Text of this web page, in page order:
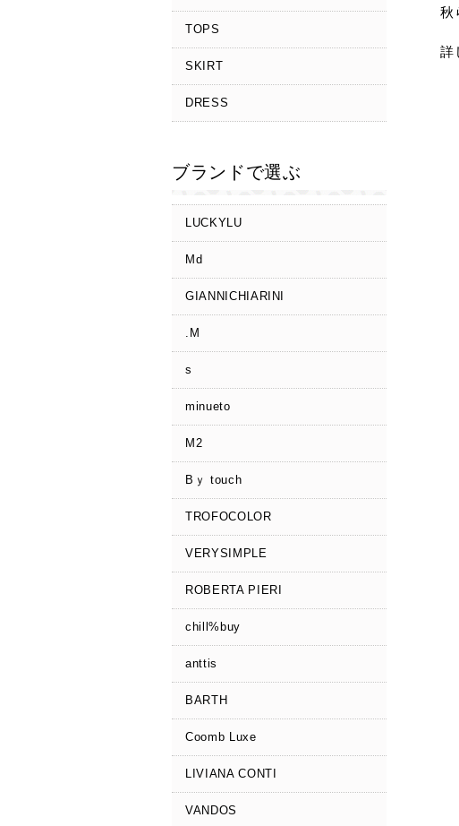
TOPS
SKIRT
DRESS
ブランドで選ぶ
LUCKYLU
Md
GIANNICHIARINI
.M
s
minueto
M2
Bｙ touch
TROFOCOLOR
VERYSIMPLE
ROBERTA PIERI
chill%buy
anttis
BARTH
Coomb Luxe
LIVIANA CONTI
VANDOS
秋
詳